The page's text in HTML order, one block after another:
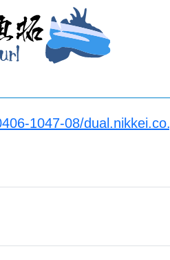
1047-08/